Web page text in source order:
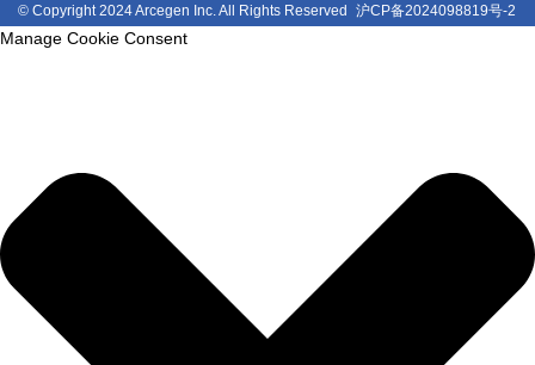
© Copyright 2024 Arcegen Inc. All Rights Reserved 沪CP备2024098819号-2
Manage Cookie Consent